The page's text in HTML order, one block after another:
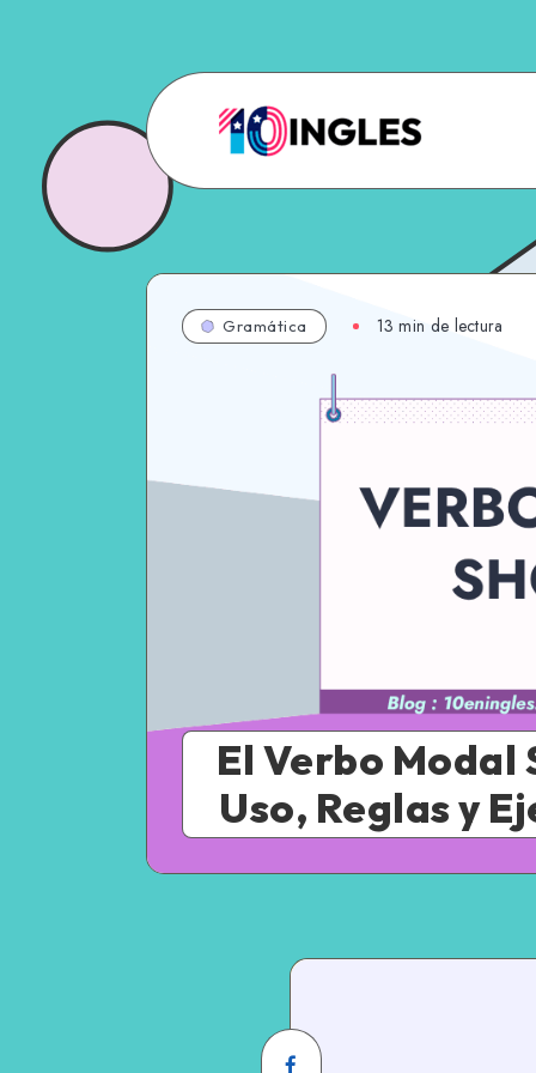
Gramática 13 min de lectura
El Verbo Modal
Uso, Reglas y
Share